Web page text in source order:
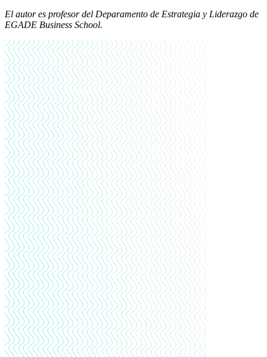
El autores profesor del Deparamento de Estrategia y Liderazgo de
EGADE Business School.